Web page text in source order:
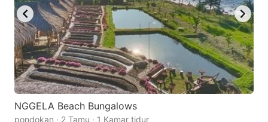
NGGELA Beach Bungalows
pondokan · 2 Tamu · 1 Kamar tidur